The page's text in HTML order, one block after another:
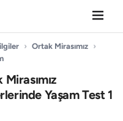
› Ortak Mirasımız ›
Yaşam Test 1